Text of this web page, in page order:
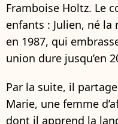
Framboise Holtz. Le
enfants : Julien, né
en 1987, qui
union dure jusqu’en
Par la suite, il
Marie, une femme
dont il apprend la